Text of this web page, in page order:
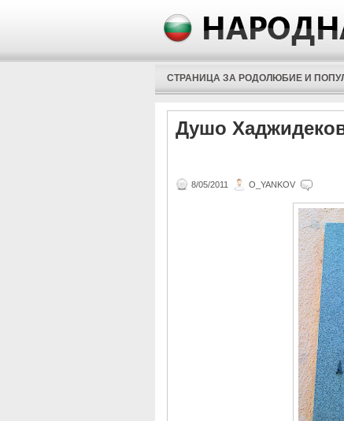
СТРАНИЦА ЗА РОДОЛЮБИЕ И
Душо
8/05/2011 O_YANKOV